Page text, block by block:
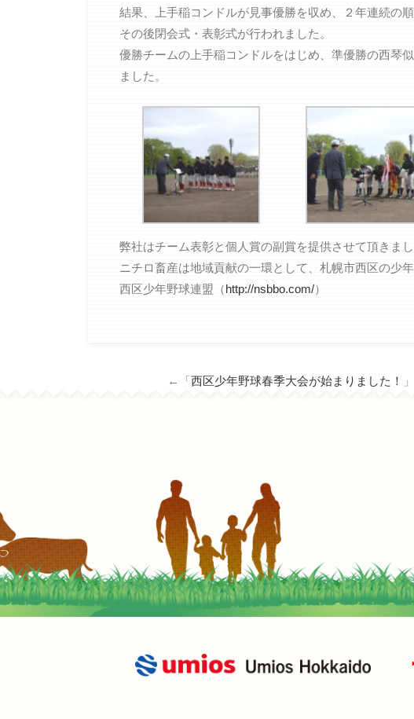
結果、上手稲コンドルが見事優勝を収め、２年連続の
その後閉会式・表彰式が行われました。
優勝チームの上手稲コンドルをはじめ、準優勝の西琴
ました。
弊社はチーム表彰と個人賞の副賞を提供させて頂きまし
ニチロ畜産は地域貢献の一環として、札幌市西区の少
西区少年野球連盟（http://nsbbo.com/）
←「西区少年野球春季大会が始まりました！